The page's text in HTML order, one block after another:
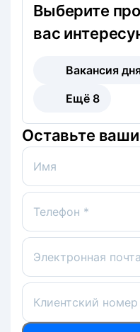
Выберите
вас
Вакансия
Ещё 8
Оставьте
Имя
Телефон *
Электронная почта
Клиентский номер